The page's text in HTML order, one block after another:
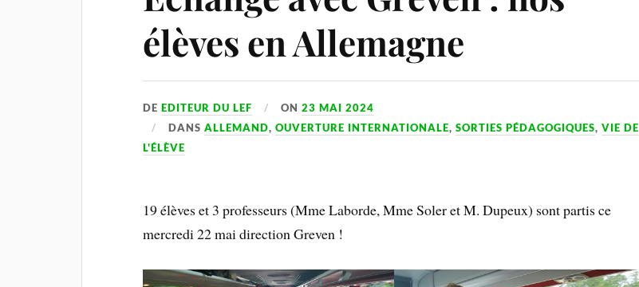
élèves en Allemagne
DEEDITEUR DU LEF ON23 MAI 2024
DANSALLEMAND,OUVERTURE INTERNATIONALE,SORTIES PÉDAGOGIQUES,VIE DE
L'ÉLÈVE
19 élèves et 3 professeurs (Mme Laborde, Mme Soler et M. Dupeux) sont partis ce
mercredi 22 mai direction Greven !